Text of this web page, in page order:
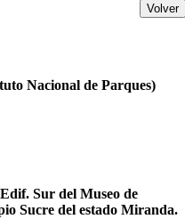
Volver
Nacional de Parques)
Sur del Museo de
Sucre del estado Miranda.